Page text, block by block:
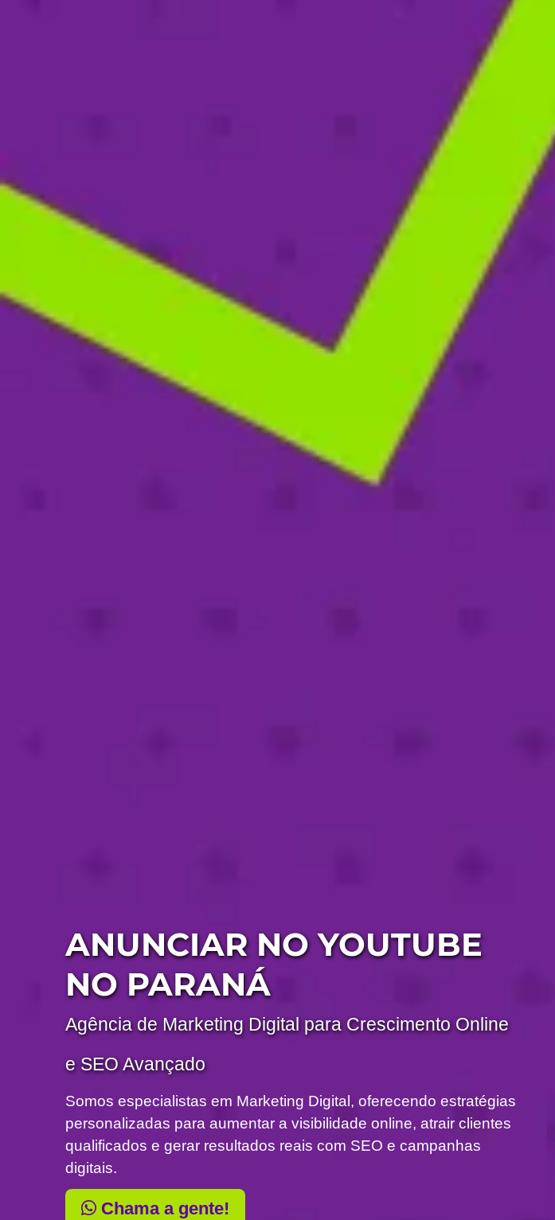
ANUNCIAR NO YOUTUBE
NO PARANÁ
Agência de Marketing Digital para Crescimento Online
e SEO Avançado
Somos especialistas em Marketing Digital, oferecendo estratégias
personalizadas para aumentar a visibilidade online, atrair clientes
qualificados e gerar resultados reais com SEO e campanhas
digitais.
Chama a gente!